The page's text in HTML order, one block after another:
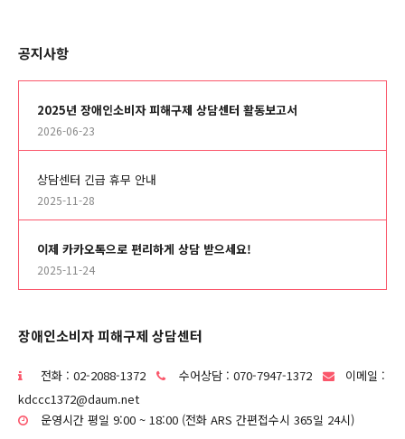
공지사항
2025년 장애인소비자 피해구제 상담센터 활동보고서
2026-06-23
상담센터 긴급 휴무 안내
2025-11-28
이제 카카오톡으로 편리하게 상담 받으세요!
2025-11-24
장애인소비자 피해구제 상담센터
전화 : 02-2088-1372 수어상담 : 070-7947-1372
이메일 :
kdccc1372@daum.net
운영시간 평일 9:00 ~ 18:00 (전화 ARS 간편접수시 365일 24시)